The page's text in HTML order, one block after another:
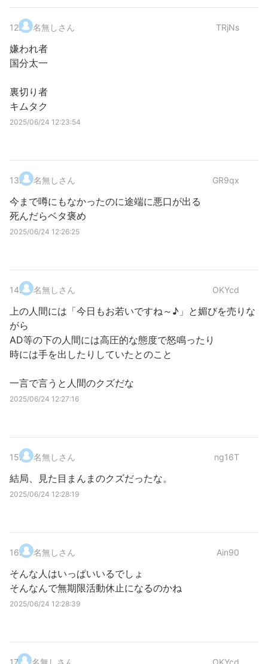
12. 名無しさん TRjNs
嫌われ者
国分太一
裏切り者
キムタク
2025/06/24 12:23:54
13. 名無しさん GR9qx
今まで噂にもなかったのに途端に悪口が出る
死んだらベタ褒め
2025/06/24 12:26:25
14. 名無しさん OKYcd
上の人間には「今日もお若いですね～♪」と媚びを売りな
がら
AD等の下の人間には高圧的な態度で怒鳴ったり
時には手を出したりしていたとのこと
一言で言うと人間のクズだな
2025/06/24 12:27:16
15. 名無しさん ng16T
結局、見た目まんまのクズだったな。
2025/06/24 12:28:19
16. 名無しさん Ain90
そんな人はいっぱいいるでしょ
そんなんで無期限活動休止になるのかね
2025/06/24 12:28:39
17. 名無しさん OKYcd